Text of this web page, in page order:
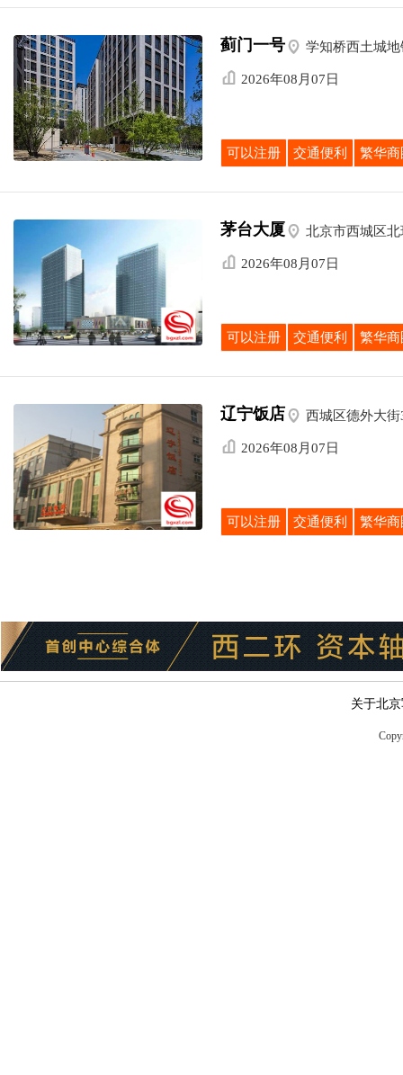
蓟门一号 学知桥西土城
 2026年08月07日
可以注册 交通便利 繁华商
茅台大厦  北京市西城区
 2026年08月07日
可以注册 交通便利 繁华商
辽宁饭店 西城区德外大街
 2026年08月07日
可以注册 交通便利 繁华商
关于北